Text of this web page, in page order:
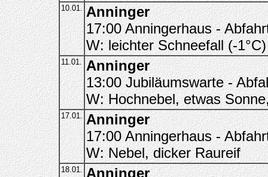
10.01. Anninger
17:00 Anningerhaus -
W: leichter Schneefall (-1°C)
11.01. Anninger
13:00 Jubiläumswarte -
W: Hochnebel, etwas
17.01. Anninger
17:00 Anningerhaus -
W: Nebel, dicker Raureif
18.01. Anninger